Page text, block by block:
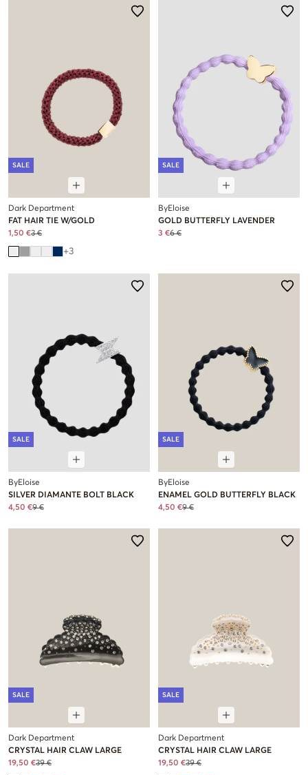
SALE
Dark Department
FAT HAIR TIE W/GOLD
1,50 €3 €
+3
SALE
ByEloise
GOLD BUTTERFLY LAVENDER
3 €6 €
SALE
ByEloise
SILVER DIAMANTE BOLT BLACK
4,50 €9 €
SALE
ByEloise
ENAMEL GOLD BUTTERFLY BLACK
4,50 €9 €
SALE
Dark Department
CRYSTAL HAIR CLAW LARGE
19,50 €39 €
SALE
Dark Department
CRYSTAL HAIR CLAW LARGE
19,50 €39 €